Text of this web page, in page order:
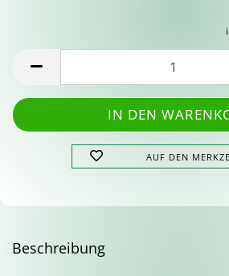
AUF DEN
Beschreibung